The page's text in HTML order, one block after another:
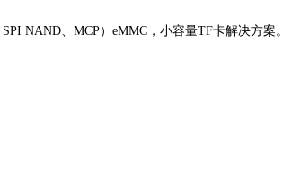
NAND、MCP）eMMC，小容量TF卡解决方案。